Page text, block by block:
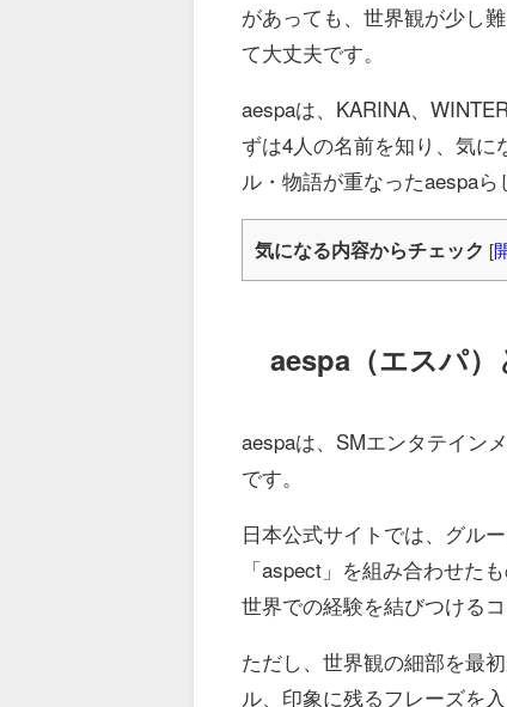
があっても、世界観が少し
て大丈夫です。
aespaは、KARINA、
ずは4人の名前を知り、気
ル・物語が重なったaespaら
気になる内容からチェック [
aespa（エスパ）
aespaは、SMエンタテイン
です。
日本公式サイトでは、グル
「aspect」を組み合わせた
世界での経験を結びつける
ただし、世界観の細部を最
ル、印象に残るフレーズを